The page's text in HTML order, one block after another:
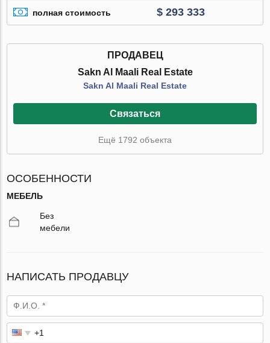
полная стоимость $ 293 333
ПРОДАВЕЦ
Sakn Al Maali Real Estate
Sakn Al Maali Real Estate
Связаться
Ещё 1792 объекта
ОСОБЕННОСТИ
МЕБЕЛЬ
Без
мебели
НАПИСАТЬ ПРОДАВЦУ